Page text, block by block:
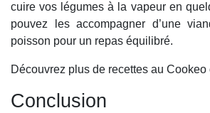
cuire vos légumes à la vapeur en
pouvez les accompagner d’une
poisson pour un repas équilibré.
Découvrez plus de recettes au Cookeo
Conclusion